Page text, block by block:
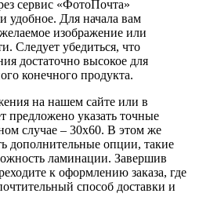
сервис «ФотоПочта»
удобное. Для начала вам
изображение или
Следует убедиться, что
достаточно высокое для
конечного продукта.
на нашем сайте или в
предложено указать точные
случае – 30х60. В этом же
дополнительные опции, такие
ламинации. Завершив
к оформлению заказа, где
способ доставки и